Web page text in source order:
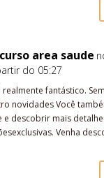
area saude
do 05:27
realmente fantástico.
novidades Você
e descobrir mais
Venha